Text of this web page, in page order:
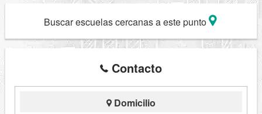
Buscar escuelas cercanas a este punto
Contacto
Domicilio